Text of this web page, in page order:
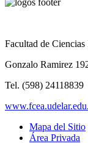
Facultad de
Gonzalo Ramirez
Tel. (598) 24118839
Mapa del Sitio
Área Privada